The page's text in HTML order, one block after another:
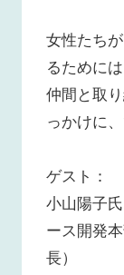
女性たち
るためには
仲間と取
っかけに
ゲスト：
小山陽子
ース開発
長）